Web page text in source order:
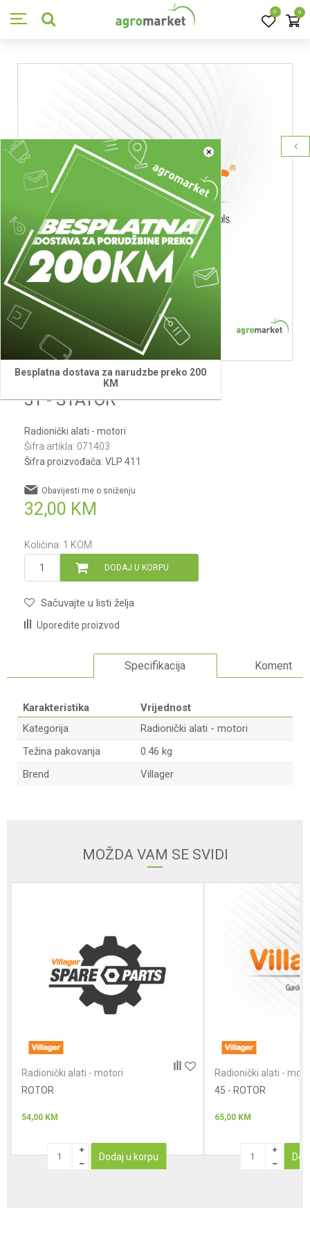
0 0
×
Besplatna dostava za narudzbe preko 200
KM
Villager
31 - STATOR
Radionički alati - motori
Šifra artikla: 071403
Šifra proizvođača: VLP 411
32,00 KM
Obavijesti me o sniženju
Količina: 1 KOM
DODAJ U KORPU
Sačuvajte u listi želja
Uporedite proizvod
Specifikacija Komentari
Karakteristika
Vrijednost
Kategorija
Radionički alati - motori
Težina pakovanja
0.46 kg
Brend
Villager
MOŽDA VAM SE SVIDI
Radionički alati - motori
ROTOR
54,00 KM
Dodaj u korpu
Radionički alati -
45 - ROTOR
65,00 KM